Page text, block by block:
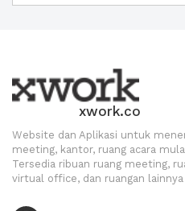
xwork.co
Website dan Aplikasi untuk
meeting, kantor, ruang acara
Tersedia ribuan ruang meeting,
virtual office, dan ruangan